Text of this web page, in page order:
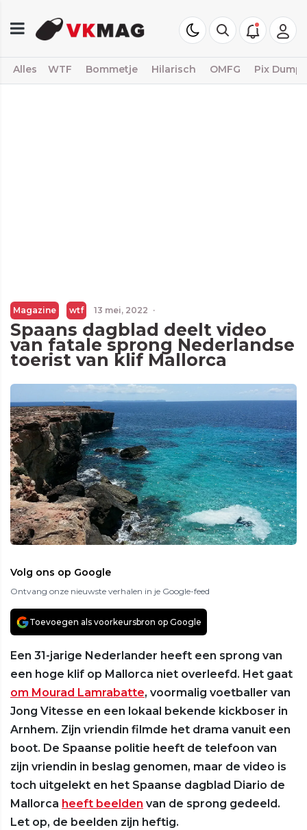
Alles WTF Bommetje Hilarisch OMFG Pix Dump
Magazine wtf 13 mei, 2022 ·
Spaans dagblad deelt video
van fatale sprong Nederlandse
toerist van klif Mallorca
Volg ons op Google
Ontvang onze nieuwste verhalen in je Google-feed
Toevoegen als voorkeursbron op Google
Een 31-jarige Nederlander heeft een sprong van
een hoge klif op Mallorca niet overleefd. Het gaat
om Mourad Lamrabatte, voormalig voetballer van
Jong Vitesse en een lokaal bekende kickboser in
Arnhem. Zijn vriendin filmde het drama vanuit een
boot. De Spaanse politie heeft de telefoon van
zijn vriendin in beslag genomen, maar de video is
toch uitgelekt en het Spaanse dagblad Diario de
Mallorca heeft beelden van de sprong gedeeld.
Let op, de beelden zijn heftig.